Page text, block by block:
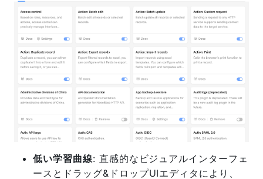
低い学習曲線: 直感的なビジュアルインターフェ
ースとドラッグ&ドロップUIエディタにより、